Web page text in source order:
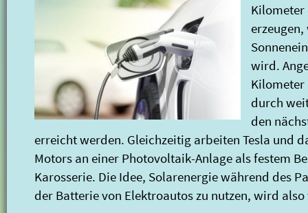
Kilometer
wird.
Kilometer
durch
den
erreicht werden. Gleichzeitig arbeiten Tesla und
Motors an einer Photovoltaik-Anlage als festem
Karosserie. Die Idee, Solarenergie während des
der Batterie von Elektroautos zu nutzen, wird